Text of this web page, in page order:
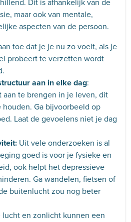
maar ook van mentale,
aspecten van de persoon.
toe dat je je nu zo voelt, als je
probeert te verzetten wordt
aan in elke dag:
aan te brengen in je leven, dit
Ga bijvoorbeeld op
Laat de gevoelens niet je dag
Uit vele onderzoeken is al
goed is voor je fysieke en
ook helpt het depressieve
Ga wandelen, fietsen of
buitenlucht zou nog beter
lucht en zonlicht kunnen een